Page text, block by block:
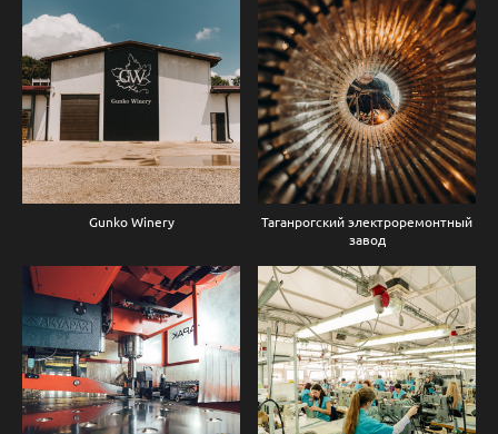
Gunko Winery
Таганрогский электроремонтный
завод